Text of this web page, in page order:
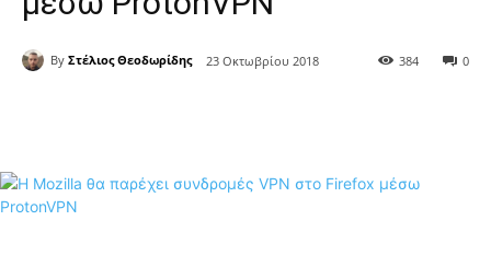
By Στέλιος Θεοδωρίδης 23 Οκτωβρίου 2018 0
384